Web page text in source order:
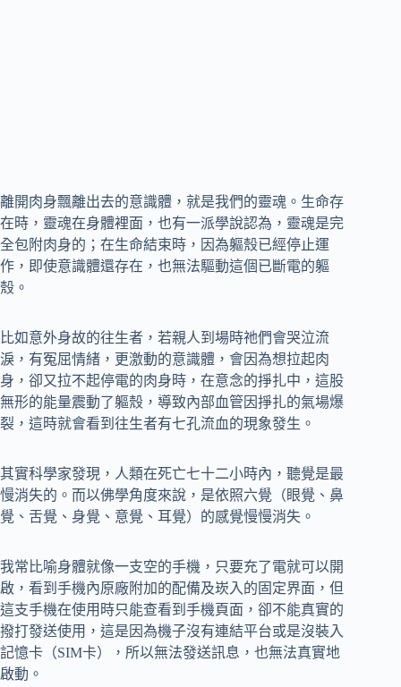
離開肉身飄離出去的意識體，就是我們的靈魂。生命存
在時，靈魂在身體裡面，也有一派學說認為，靈魂是完
全包附肉身的；在生命結束時，因為軀殼已經停止運
作，即使意識體還存在，也無法驅動這個已斷電的軀
殼。
比如意外身故的往生者，若親人到場時祂們會哭泣流
淚，有冤屈情緒，更激動的意識體，會因為想拉起肉
身，卻又拉不起停電的肉身時，在意念的掙扎中，這股
無形的能量震動了軀殼，導致內部血管因掙扎的氣場爆
裂，這時就會看到往生者有七孔流血的現象發生。
其實科學家發現，人類在死亡七十二小時內，聽覺是最
慢消失的。而以佛學角度來說，是依照六覺（眼覺、鼻
覺、舌覺、身覺、意覺、耳覺）的感覺慢慢消失。
我常比喻身體就像一支空的手機，只要充了電就可以開
啟，看到手機內原廠附加的配備及崁入的固定界面，但
這支手機在使用時只能查看到手機頁面，卻不能真實的
撥打發送使用，這是因為機子沒有連結平台或是沒裝入
記憶卡（SIM卡），所以無法發送訊息，也無法真實地
啟動。